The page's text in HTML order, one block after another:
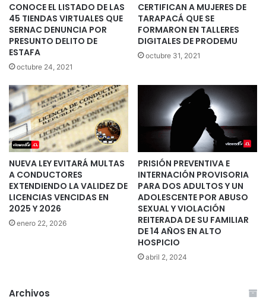
CONOCE EL LISTADO DE LAS
45 TIENDAS VIRTUALES QUE
SERNAC DENUNCIA POR
PRESUNTO DELITO DE
ESTAFA
octubre 24, 2021
CERTIFICAN A MUJERES DE
TARAPACÁ QUE SE
FORMARON EN TALLERES
DIGITALES DE PRODEMU
octubre 31, 2021
NUEVA LEY EVITARÁ MULTAS
A CONDUCTORES
EXTENDIENDO LA VALIDEZ DE
LICENCIAS VENCIDAS EN
2025 Y 2026
enero 22, 2026
PRISIÓN PREVENTIVA E
INTERNACIÓN PROVISORIA
PARA DOS ADULTOS Y UN
ADOLESCENTE POR ABUSO
SEXUAL Y VIOLACIÓN
REITERADA DE SU FAMILIAR
DE 14 AÑOS EN ALTO
HOSPICIO
abril 2, 2024
Archivos